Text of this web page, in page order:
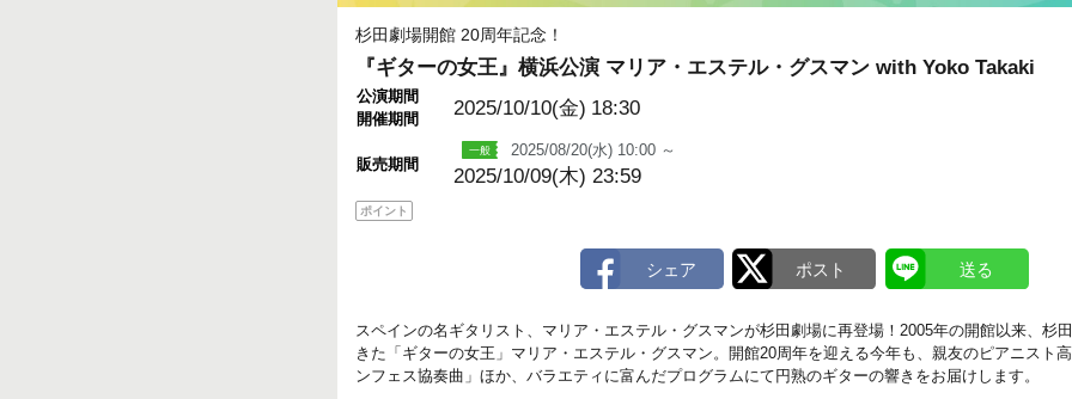
杉田劇場開館 20周年記念！
『ギターの女王』横浜公演 マリア・エステル・グスマン with Yoko Takaki
公演期間
開催期間
2025/10/10(金) 18:30
販売期間
2025/08/20(水) 10:00 ～
2025/10/09(木) 23:59
ポイント
スペインの名ギタリスト、マリア・エステル・グスマンが杉田劇場に再登場！2005年の開館以来、杉
きた「ギターの女王」マリア・エステル・グスマン。開館20周年を迎える今年も、親友のピアニスト
ンフェス協奏曲」ほか、バラエティに富んだプログラムにて円熟のギターの響きをお届けします。